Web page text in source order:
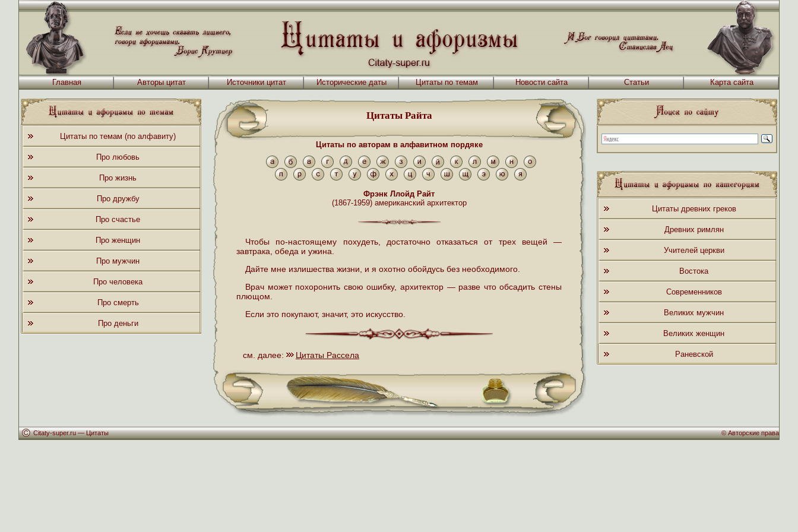
Главная Авторы цитат Источники цитат Исторические даты Цитаты по темам Новости сайта Статьи Карта сайта
Цитаты по темам (по алфавиту)
Про любовь
Про жизнь
Про дружбу
Про счастье
Про женщин
Про мужчин
Про человека
Про смерть
Про деньги
Цитаты Райта
Цитаты по авторам в алфавитном пордяке
Фрэнк Ллойд Райт
(1867-1959) американский архитектор
Чтобы по-настоящему похудеть, достаточно отказаться от трех вещей —
завтрака, обеда и ужина.
Дайте мне излишества жизни, и я охотно обойдусь без необходимого.
Врач может похоронить свою ошибку, архитектор — разве что обсадить стены
плющом.
Если это покупают, значит, это искусство.
см. далее: Цитаты Рассела
Цитаты древних греков
Древних римлян
Учителей церкви
Востока
Современников
Великих мужчин
Великих женщин
Раневской
Citaty-super.ru —Цитаты ©Авторские права